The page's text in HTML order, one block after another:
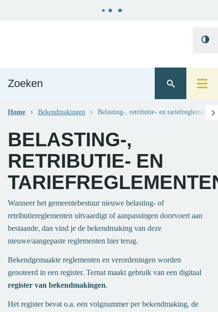
Home Bekendmakingen Belasting-, retributie- en tariefreglementen
BELASTING-,
RETRIBUTIE- EN
Wanneer het gemeentebestuur nieuwe belasting- of
retributiereglementen uitvaardigt of aanpassingen doorvoert aan
bestaande, dan vind je de bekendmaking van deze
nieuwe/aangepaste reglementen hier terug.
Bekendgemaakte reglementen en verordeningen worden
genoteerd in een register. Ternat maakt gebruik van een digitaal
register van bekendmakingen.
Het register bevat o.a. een volgnummer per bekendmaking, de